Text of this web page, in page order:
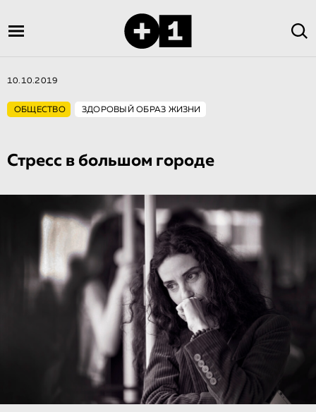
10.10.2019
ОБЩЕСТВО ЗДОРОВЫЙ ОБРАЗ ЖИЗНИ
Стресс в большом городе